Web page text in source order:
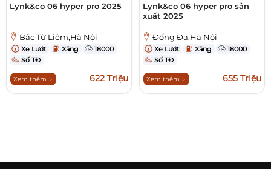
Lynk&co 06 hyper pro 2025
Bắc Từ Liêm,Hà Nội
Xe Lướt Xăng
18000
Số TĐ
Xem thêm 622 Triệu
Lynk&co 06 hyper pro sản
xuất 2025
Đống Đa,Hà Nội
Xe Lướt Xăng
18000
Số TĐ
Xem thêm 655 Triệu